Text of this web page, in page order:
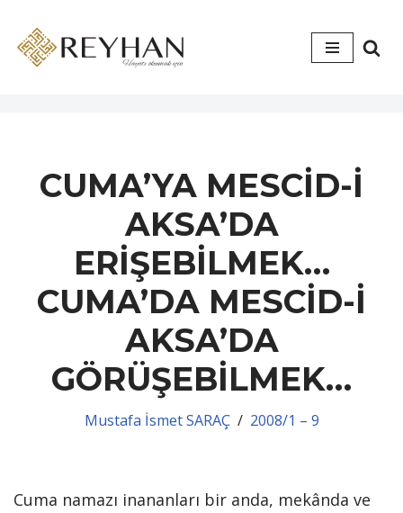
İçeriğe
CUMA’YA MESCİD-İ
AKSA’DA
ERİŞEBİLMEK…
CUMA’DA MESCİD-İ
AKSA’DA
GÖRÜŞEBİLMEK…
Mustafa İsmet SARAÇ 2008/1 – 9
Cuma namazı inananları bir anda, mekânda ve